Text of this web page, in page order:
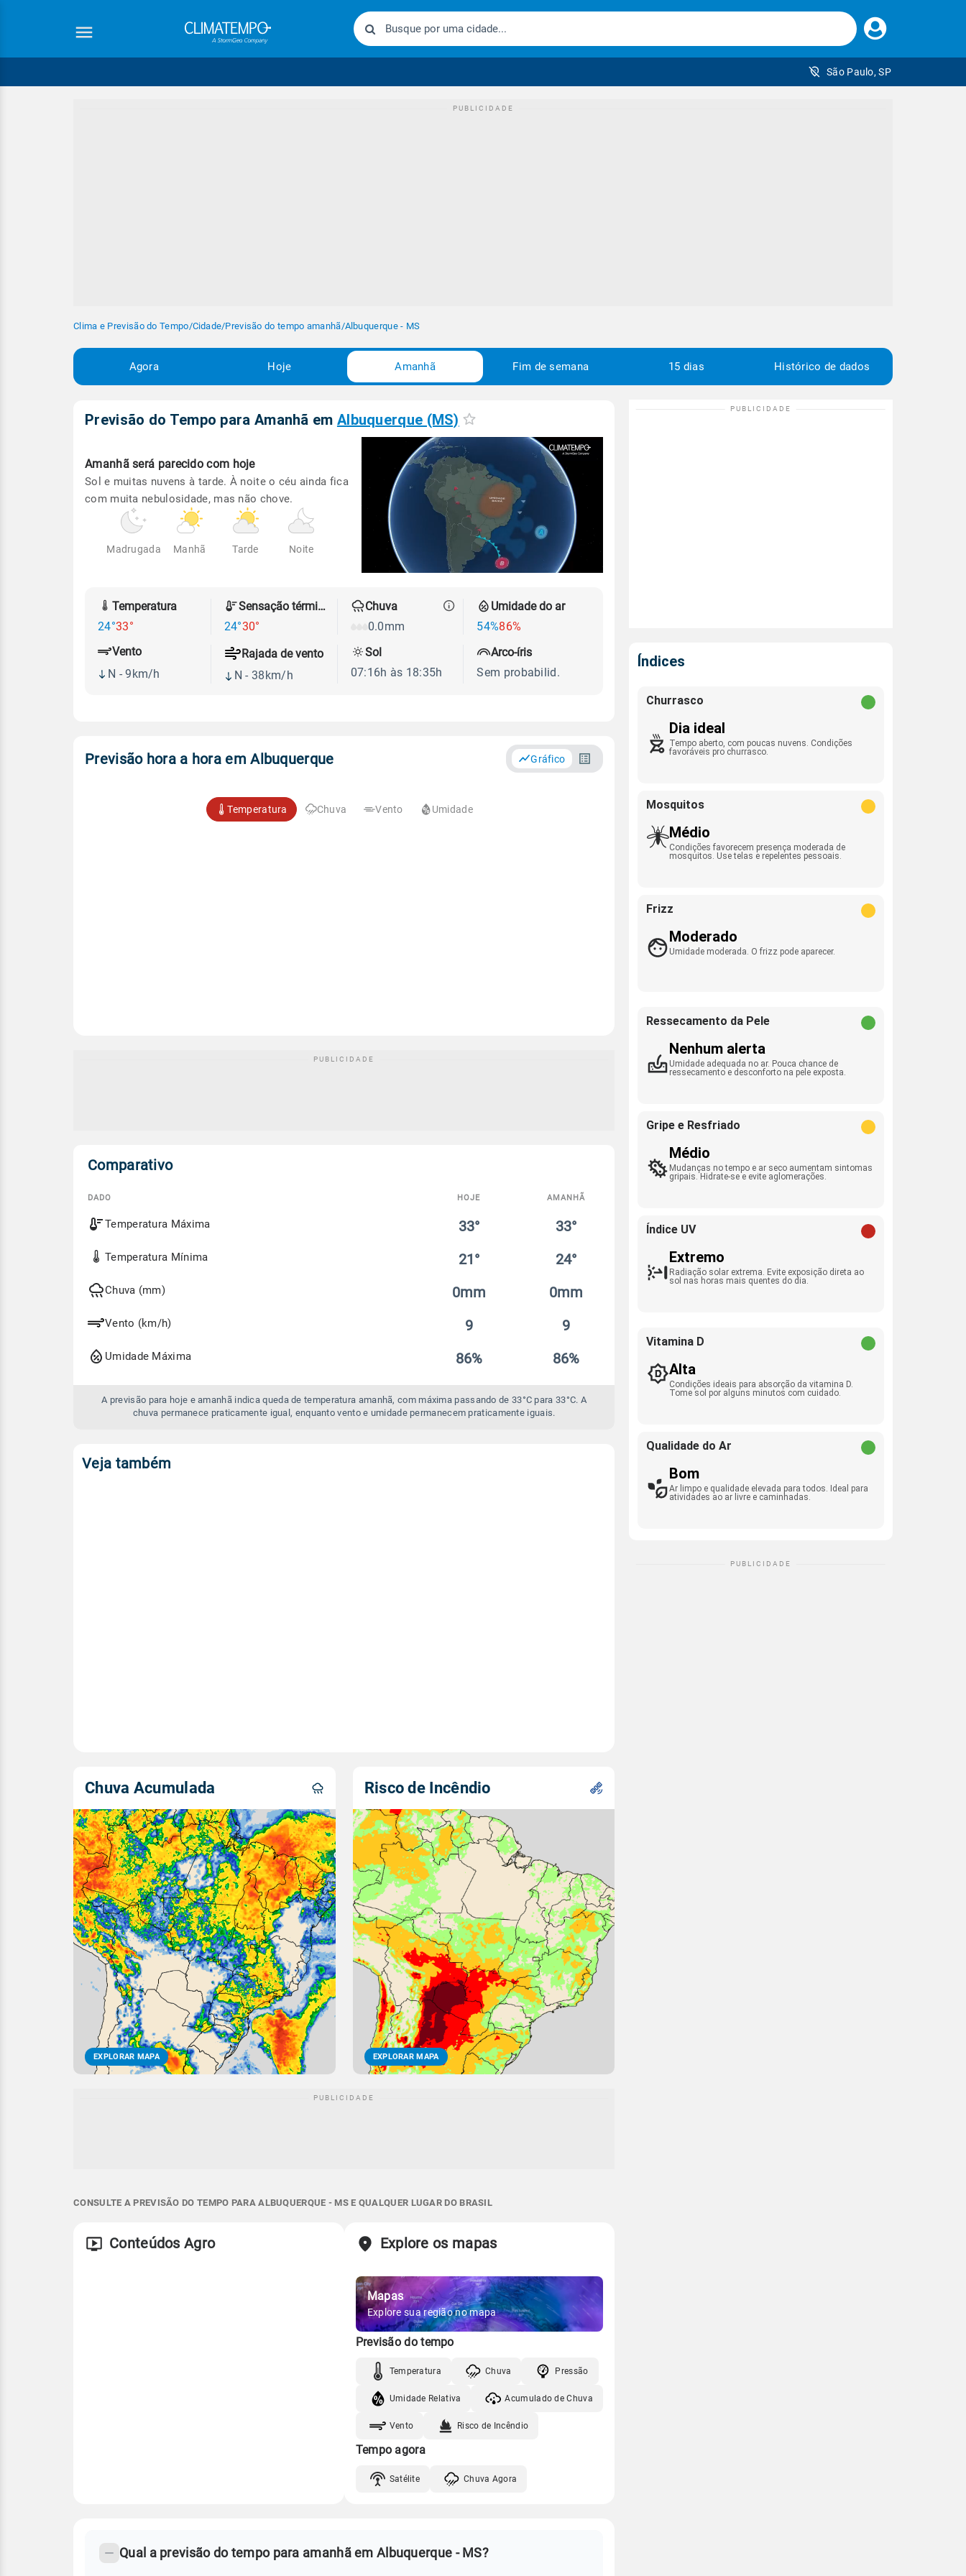
Faça
seu
São Paulo, SP
Clima e Previsão do Tempo/Cidade/Previsão do tempo amanhã/Albuquerque - MS
Agora Hoje Amanhã Fim de semana 15 dias Histórico de dados
Previsão do Tempo para Amanhã em Albuquerque (MS)
Amanhã será parecido com hoje
Sol e muitas nuvens à tarde. À noite o céu ainda fica
com muita nebulosidade, mas não chove.
Madrugada Manhã Tarde Noite
Temperatura
24°33°
Sensação térmica
24°30°
Chuva
0.0mm
Umidade do ar
54%86%
Vento
N - 9km/h
Rajada de vento
N - 38km/h
Sol
07:16h às 18:35h
Arco-íris
Sem probabilid.
Previsão hora a hora em Albuquerque Gráfico
Temperatura Chuva Vento Umidade
Comparativo
Comparativo
entre
previsão
amanhã
DADO HOJE AMANHÃ
Temperatura Máxima 33° 33°
Temperatura Mínima 21° 24°
Chuva (mm) 0mm 0mm
Vento (km/h) 9 9
Umidade Máxima 86% 86%
A previsão para hoje e amanhã indica queda de temperatura amanhã, com máxima passando de 33°C para 33°C. A
chuva permanece praticamente igual, enquanto vento e umidade permanecem praticamente iguais.
Veja também
Chuva Acumulada
EXPLORAR MAPA
Risco de Incêndio
EXPLORAR MAPA
CONSULTE A PREVISÃO DO TEMPO PARA ALBUQUERQUE - MS E QUALQUER LUGAR DO BRASIL
Conteúdos Agro Explore os mapas
Mapas
Explore sua região no mapa
Previsão do tempo
Temperatura Chuva Pressão
Umidade Relativa Acumulado de Chuva
Vento Risco de Incêndio
Tempo agora
Satélite Chuva Agora
Qual a previsão do tempo para amanhã em Albuquerque - MS?
Índices
Churrasco
Dia ideal
Tempo aberto, com poucas nuvens. Condições
favoráveis pro churrasco.
Mosquitos
Médio
Condições favorecem presença moderada de
mosquitos. Use telas e repelentes pessoais.
Frizz
Moderado
Umidade moderada. O frizz pode aparecer.
Ressecamento da Pele
Nenhum alerta
Umidade adequada no ar. Pouca chance de
ressecamento e desconforto na pele exposta.
Gripe e Resfriado
Médio
Mudanças no tempo e ar seco aumentam sintomas
gripais. Hidrate-se e evite aglomerações.
Índice UV
Extremo
Radiação solar extrema. Evite exposição direta ao
sol nas horas mais quentes do dia.
Vitamina D
Alta
Condições ideais para absorção da vitamina D.
Tome sol por alguns minutos com cuidado.
Qualidade do Ar
Bom
Ar limpo e qualidade elevada para todos. Ideal para
atividades ao ar livre e caminhadas.